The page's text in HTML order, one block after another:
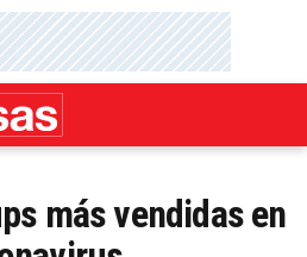
más vendidas en